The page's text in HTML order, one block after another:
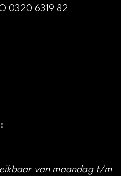
0320 6319 82
van maandag t/m